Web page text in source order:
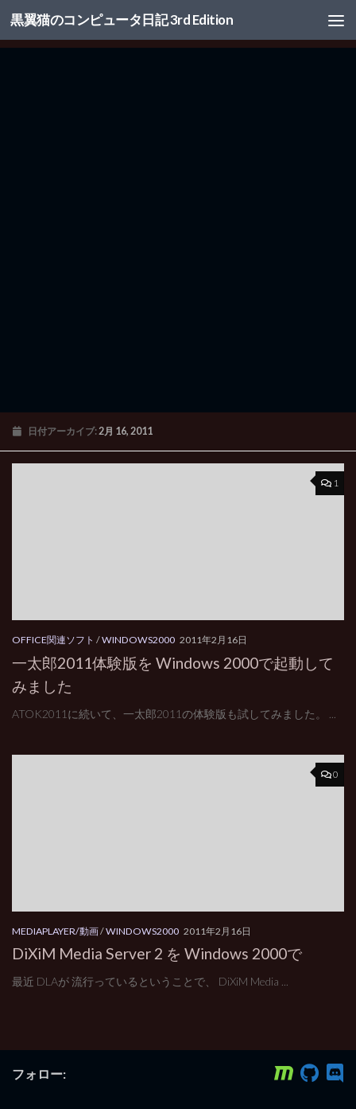
コンテンツへスキップ
黒翼猫のコンピュータ日記 3rd Edition
日付アーカイブ:2月 16, 2011
1
OFFICE関連ソフト /WINDOWS2000 2011年2月16日
一太郎2011体験版を Windows 2000で起動して
みました
ATOK2011に続いて、一太郎2011の体験版も試してみました。 ...
0
MEDIAPLAYER/動画/WINDOWS2000 2011年2月16日
DiXiM Media Server 2 を Windows 2000で
最近 DLAが 流行っているということで、 DiXiM Media ...
フォロー: